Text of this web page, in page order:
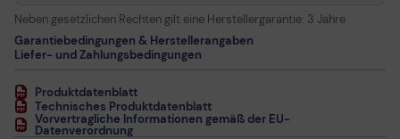
Neben gesetzlichen Rechten gilt eine Herstellergarantie: 3 Jahre
Garantiebedingungen & Herstellerangaben
Liefer- und Zahlungsbedingungen
Produktdatenblatt
Technisches Produktdatenblatt
Vorvertragliche Informationen gemäß der EU-
Datenverordnung